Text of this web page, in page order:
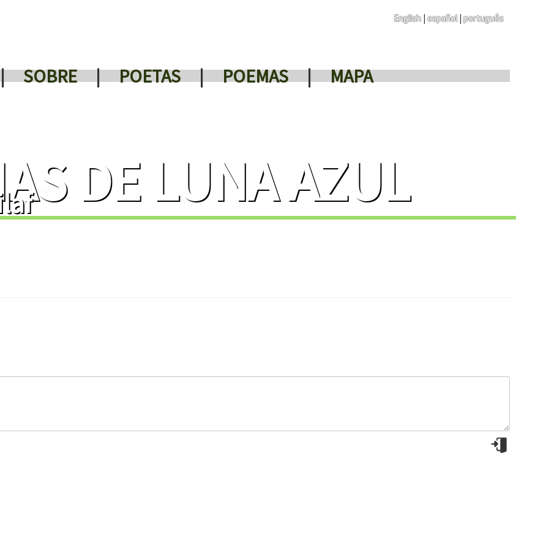
English | español |português
| SOBRE | POETAS | POEMAS | MAPA
DE LUNA AZUL